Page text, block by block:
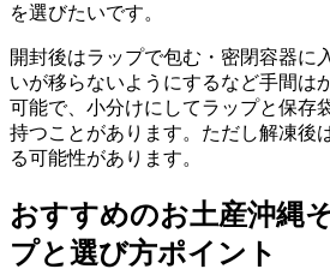
を選びたいです。
開封後はラップで包む・密閉容器に
いが移らないようにするなど手間は
可能で、小分けにしてラップと保存
持つことがあります。ただし解凍後
る可能性があります。
おすすめのお土産沖縄
プと選び方ポイント